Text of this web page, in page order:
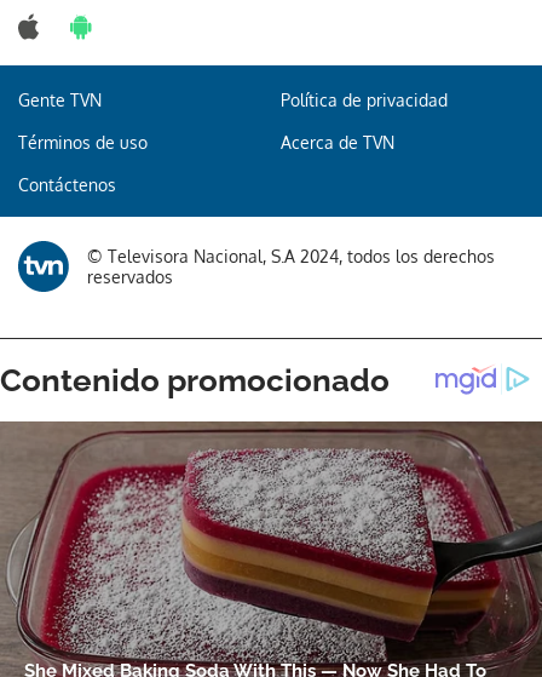
Gracias por suscribirte a nuestro boletín.
Gente TVN Política de privacidad
Términos de uso Acerca de TVN
Contáctenos
© Televisora Nacional, S.A 2024, todos los derechos
reservados